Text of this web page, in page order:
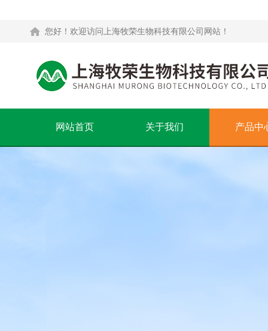
您好！欢迎访问上海牧荣生物科技有限公司网站！
网站首页 关于我们 产品中